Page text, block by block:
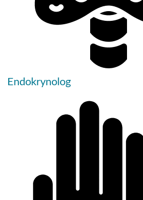
Endokrynolog